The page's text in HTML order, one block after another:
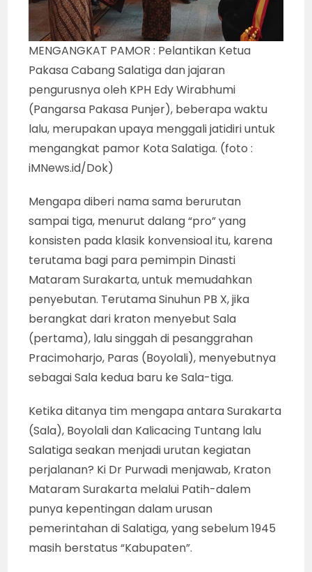
MENGANGKAT PAMOR : Pelantikan Ketua
Pakasa Cabang Salatiga dan jajaran
pengurusnya oleh KPH Edy Wirabhumi
(Pangarsa Pakasa Punjer), beberapa waktu
lalu, merupakan upaya menggali jatidiri untuk
mengangkat pamor Kota Salatiga. (foto :
iMNews.id/Dok)
Mengapa diberi nama sama berurutan
sampai tiga, menurut dalang “pro” yang
konsisten pada klasik konvensioal itu, karena
terutama bagi para pemimpin Dinasti
Mataram Surakarta, untuk memudahkan
penyebutan. Terutama Sinuhun PB X, jika
berangkat dari kraton menyebut Sala
(pertama), lalu singgah di pesanggrahan
Pracimoharjo, Paras (Boyolali), menyebutnya
sebagai Sala kedua baru ke Sala-tiga.
Ketika ditanya tim mengapa antara Surakarta
(Sala), Boyolali dan Kalicacing Tuntang lalu
Salatiga seakan menjadi urutan kegiatan
perjalanan? Ki Dr Purwadi menjawab, Kraton
Mataram Surakarta melalui Patih-dalem
punya kepentingan dalam urusan
pemerintahan di Salatiga, yang sebelum 1945
masih berstatus “Kabupaten”.